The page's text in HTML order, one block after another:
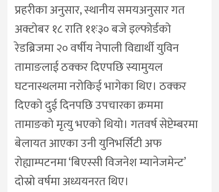
प्रहरीका अनुसार, स्थानीय समयअनुसार गत
अक्टोबर १८ राति ११ः३० बजे इल्फोर्डको
रेडब्रिजमा २० वर्षीय नेपाली विद्यार्थी युविन
तामाङलाई ठक्कर दिएपछि स्यामुयल
घटनास्थलमा नरोकिई भागेका थिए। ठक्कर
दिएको दुई दिनपछि उपचारका क्रममा
तामाङको मृत्यु भएको थियो। गतवर्ष सेप्टेम्बरमा
बेलायत आएका उनी युनिभर्सिटी अफ
रोह्याम्पटनमा ‘बिएस्सी विजनेश म्यानेजमेन्ट’
दोस्रो वर्षमा अध्ययनरत थिए।